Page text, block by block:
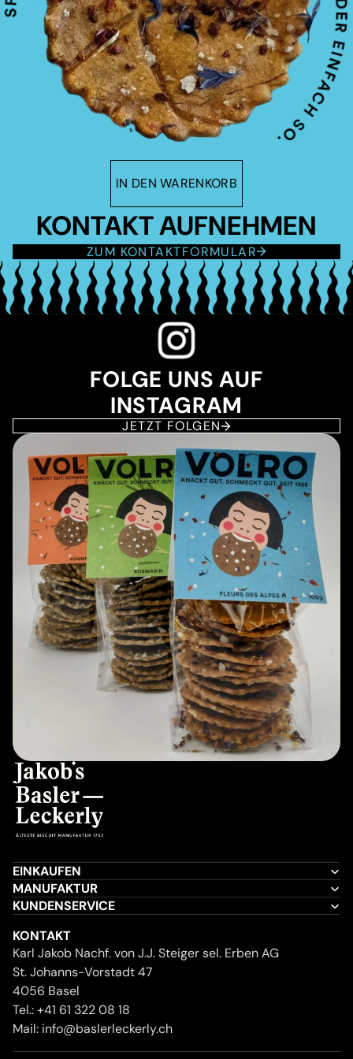
IN DEN WARENKORB
KONTAKT AUFNEHMEN
ZUM KONTAKTFORMULAR
FOLGE UNS AUF
INSTAGRAM
JETZT FOLGEN
EINKAUFEN
MANUFAKTUR
KUNDENSERVICE
KONTAKT
Karl Jakob Nachf. von J.J. Steiger sel. Erben AG
St. Johanns-Vorstadt 47
4056 Basel
Tel.:+41 61 322 08 18
Mail: info@baslerleckerly.ch